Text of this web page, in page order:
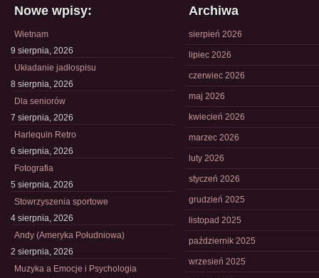
Nowe wpisy:
Wietnam
9 sierpnia, 2026
Układanie jadłospisu
8 sierpnia, 2026
Dla seniorów
7 sierpnia, 2026
Harlequin Retro
6 sierpnia, 2026
Fotografia
5 sierpnia, 2026
Stowrzyszenia sportowe
4 sierpnia, 2026
Andy (Ameryka Południowa)
2 sierpnia, 2026
Muzyka a Emocje i Psychologia
Archiwa
sierpień 2026
lipiec 2026
czerwiec 2026
maj 2026
kwiecień 2026
marzec 2026
luty 2026
styczeń 2026
grudzień 2025
listopad 2025
październik 2025
wrzesień 2025